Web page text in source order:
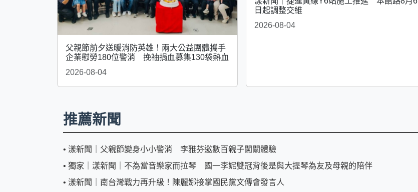
父親節前夕送暖消防英雄！兩大公益團體攜手
企業慰勞180位警消 挽袖捐血募集130袋熱血
2026-08-04
日起調整交維
2026-08-04
推薦新聞
• 漾新聞｜父親節變身小小警消 李雅芬邀數百親子闖關體驗
• 獨家｜漾新聞｜不為當音樂家而拉琴 國一李妮雙冠背後是與大提琴為友及母親的陪伴
• 漾新聞｜南台灣戰力再升級！陳麗娜接掌國民黨文傳會發言人